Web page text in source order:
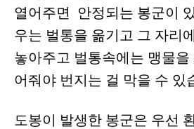
열어주면 안정되는 봉군이
우는 벌통을 옮기고 그 자리
놓아주고 벌통속에는 맹물
어줘야 번지는 걸 막을 수 있
도봉이 발생한 봉군은 우선